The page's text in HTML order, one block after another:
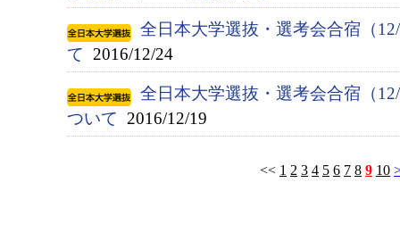
全日本大学選抜・選考会合宿（
て 2016/12/24
全日本大学選抜・選考会合宿（
ついて 2016/12/19
<< 1 2 3 4 5 6 7 8 9 10